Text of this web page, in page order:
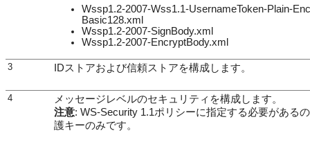
Wssp1.2-2007-Wss1.1-UsernameToken-Plain-
Basic128.xml
Wssp1.2-2007-SignBody.xml
Wssp1.2-2007-EncryptBody.xml
3 IDストアおよび信頼ストアを構成します。
4
メッセージレベルのセキュリティを構成します。
注意: WS-Security 1.1ポリシーに指定する必要がある
護キーのみです。